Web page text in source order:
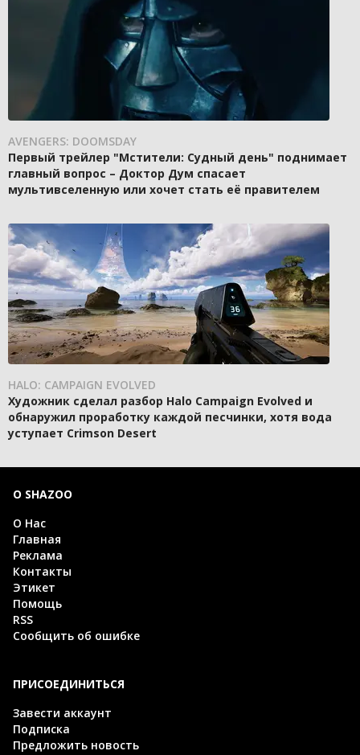
AVENGERS: DOOMSDAY
Первый трейлер "Мстители: Судный день" поднимает
главный вопрос – Доктор Дум спасает
мультивселенную или хочет стать её правителем
HALO: CAMPAIGN EVOLVED
Художник сделал разбор Halo Campaign Evolved и
обнаружил проработку каждой песчинки, хотя вода
уступает Crimson Desert
О SHAZOO
О Нас
Главная
Реклама
Контакты
Этикет
Помощь
RSS
Сообщить об ошибке
ПРИСОЕДИНИТЬСЯ
Завести аккаунт
Подписка
Предложить новость